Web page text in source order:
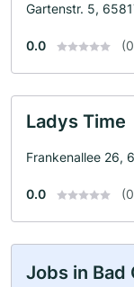
Gartenstr. 5,
0.0
Ladys Time
Frankenallee 26,
0.0
Jobs in Bad